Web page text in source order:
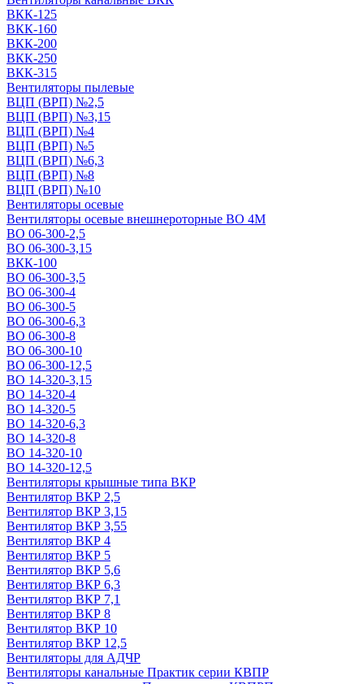
ВКК-125
ВКК-160
ВКК-200
ВКК-250
ВКК-315
Вентиляторы пылевые
ВЦП (ВРП) №2,5
ВЦП (ВРП) №3,15
ВЦП (ВРП) №4
ВЦП (ВРП) №5
ВЦП (ВРП) №6,3
ВЦП (ВРП) №8
ВЦП (ВРП) №10
Вентиляторы осевые
Вентиляторы осевые внешнероторные ВО 4М
ВО 06-300-2,5
ВО 06-300-3,15
ВКК-100
ВО 06-300-3,5
ВО 06-300-4
ВО 06-300-5
ВО 06-300-6,3
ВО 06-300-8
ВО 06-300-10
ВО 06-300-12,5
ВО 14-320-3,15
ВО 14-320-4
ВО 14-320-5
ВО 14-320-6,3
ВО 14-320-8
ВО 14-320-10
ВО 14-320-12,5
Вентиляторы крышные типа ВКР
Вентилятор ВКР 2,5
Вентилятор ВКР 3,15
Вентилятор ВКР 3,55
Вентилятор ВКР 4
Вентилятор ВКР 5
Вентилятор ВКР 5,6
Вентилятор ВКР 6,3
Вентилятор ВКР 7,1
Вентилятор ВКР 8
Вентилятор ВКР 10
Вентилятор ВКР 12,5
Вентиляторы для АДЧР
Вентиляторы канальные Практик серии КВПР